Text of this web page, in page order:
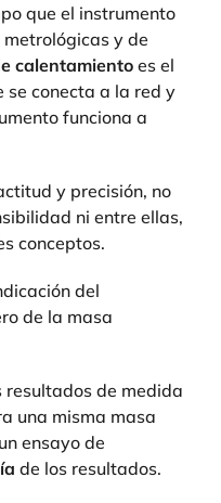
que el instrumento
y de
calentamiento es el
se conecta a la red y
funciona a
y precisión, no
ni entre ellas,
conceptos.
del
de la masa
resultados de medida
una misma masa
ensayo de
de los resultados.